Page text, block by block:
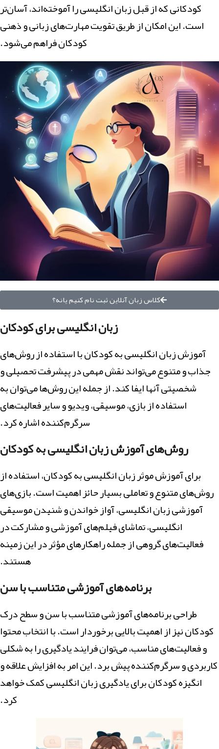
کودکانی که از قبل زبان انگلیسی را آموخته‌اند، آسان‌تر
است. این امکان از طریق تقویت مهارت‌های زبانی و ذهنی
کودکان فراهم می‌شود.
کلاس زبان آنلاین ثبت نام کنیم یانه؟
زبان انگلیسی برای کودکان
آموزش زبان انگلیسی به کودکان با استفاده از روش‌های
جذاب و متنوع می‌تواند نقش مهمی در پیشرفت تحصیلی و
شخصیتی آنها ایفا کند. از جمله این روش‌ها می‌توان به
استفاده از بازی، موسیقی، ویدیو و سایر فعالیت‌های
سرگرم‌کننده اشاره کرد.
روش‌های آموزش زبان انگلیسی به کودکان
برای آموزش موثر زبان انگلیسی به کودکان، استفاده از
روش‌های متنوع و تعاملی بسیار حائز اهمیت است. بازی‌های
آموزشی زبان انگلیسی، آواز خواندن و شنیدن موسیقی
انگلیسی، تماشای فیلم‌های آموزشی و مشارکت در
فعالیت‌های گروهی از جمله راهکارهای مؤثر در این زمینه
هستند.
برنامه‌های آموزشی متناسب با سن
طراحی برنامه‌های آموزشی متناسب با سن و سطح درک
کودکان نیز از اهمیت بالایی برخوردار است. با انتخاب محتوا
و فعالیت‌های مناسب، می‌توان فرایند یادگیری را به شکلی
کاربردی و سرگرم‌کننده پیش برد. این امر به افزایش علاقه و
انگیزه کودکان برای یادگیری زبان انگلیسی کمک خواهد
کرد.